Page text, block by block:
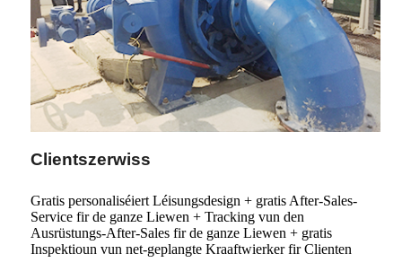
Clientszerwiss
Gratis personaliséiert Léisungsdesign + gratis After-Sales-
Service fir de ganze Liewen + Tracking vun den
Ausrüstungs-After-Sales fir de ganze Liewen + gratis
Inspektioun vun net-geplangte Kraaftwierker fir Clienten